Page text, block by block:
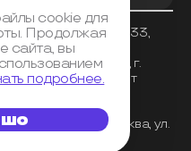
ИНН 7733863233,
26117225, ОГРН
АО «АЛЬФА-БАНК», г.
счет
счет
нахождения
125040, г. Москва, ул.
cookie для
Продолжая
сайта, вы
подробнее.